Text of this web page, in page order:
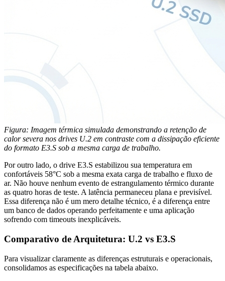
Figura: Imagem térmica simulada demonstrando a retenção de
calor severa nos drives U.2 em contraste com a dissipação eficiente
do formato E3.S sob a mesma carga de trabalho.
Por outro lado, o drive E3.S estabilizou sua temperatura em
confortáveis 58°C sob a mesma exata carga de trabalho e fluxo de
ar. Não houve nenhum evento de estrangulamento térmico durante
as quatro horas de teste. A latência permaneceu plana e previsível.
Essa diferença não é um mero detalhe técnico, é a diferença entre
um banco de dados operando perfeitamente e uma aplicação
sofrendo com timeouts inexplicáveis.
Comparativo de Arquitetura: U.2 vs E3.S
Para visualizar claramente as diferenças estruturais e operacionais,
consolidamos as especificações na tabela abaixo.